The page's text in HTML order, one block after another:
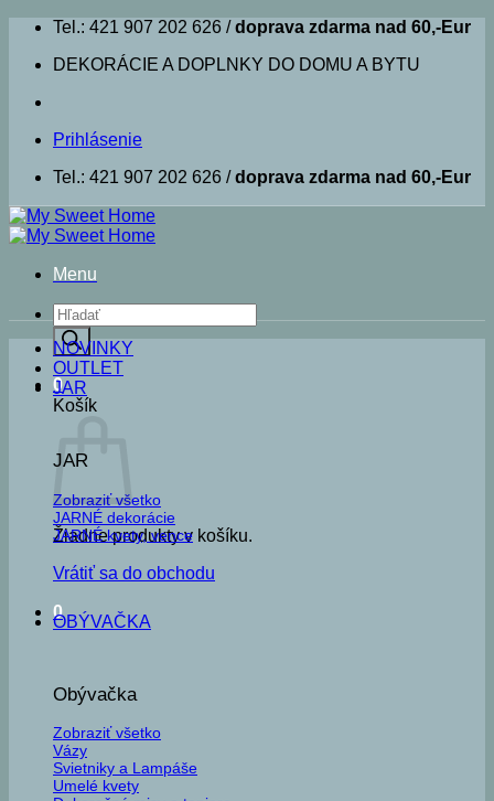
Skip
content
Tel.: 421 907 202 626 /doprava zdarma nad 60,-Eur
DEKORÁCIE A DOPLNKY DO DOMU A BYTU
Prihlásenie
Tel.: 421 907 202 626 /doprava zdarma nad 60,-Eur
Menu
Products
search
0
Košík
Žiadne produkty v košíku.
Vrátiť sa do obchodu
0
NOVINKY
OUTLET
JAR
JAR
Zobraziť všetko
JARNÉ dekorácie
JARNÉ kvety, vence
OBÝVAČKA
Obývačka
Zobraziť všetko
Vázy
Svietniky a Lampáše
Umelé kvety